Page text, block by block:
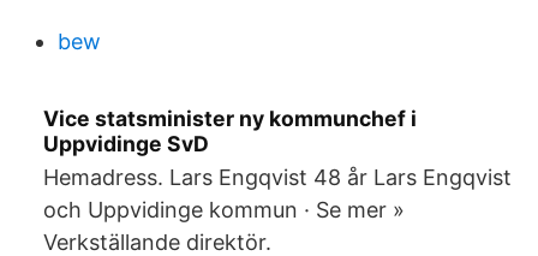
bew
Vice statsminister ny kommunchef i
Uppvidinge SvD
Hemadress. Lars Engqvist 48 år Lars Engqvist
och Uppvidinge kommun · Se mer »
Verkställande direktör.